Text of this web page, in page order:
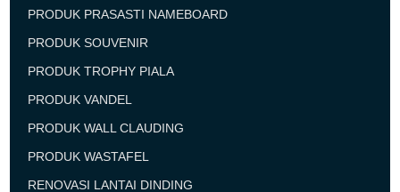
PRODUK PRASASTI NAMEBOARD
PRODUK SOUVENIR
PRODUK TROPHY PIALA
PRODUK VANDEL
PRODUK WALL CLAUDING
PRODUK WASTAFEL
RENOVASI LANTAI DINDING